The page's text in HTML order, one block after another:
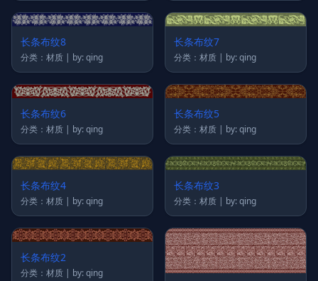
长条布纹8
分类：材质 | by: qing
长条布纹7
分类：材质 | by: qing
长条布纹6
分类：材质 | by: qing
长条布纹5
分类：材质 | by: qing
长条布纹4
分类：材质 | by: qing
长条布纹3
分类：材质 | by: qing
长条布纹2
分类：材质 | by: qing